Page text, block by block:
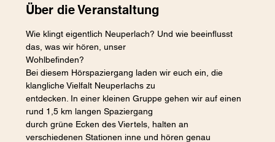
Über die Veranstaltung
Wie klingt eigentlich Neuperlach? Und wie beeinflusst
das, was wir hören, unser
Wohlbefinden?
Bei diesem Hörspaziergang laden wir euch ein, die
klangliche Vielfalt Neuperlachs zu
entdecken. In einer kleinen Gruppe gehen wir auf einen
rund 1,5 km langen Spaziergang
durch grüne Ecken des Viertels, halten an
verschiedenen Stationen inne und hören genau